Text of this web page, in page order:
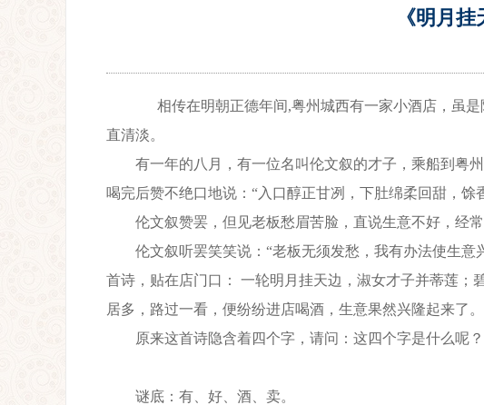
《明月挂
相传在明朝正德年间,粤州城西有一家小酒店，虽是
直清淡。
有一年的八月，有一位名叫伦文叙的才子，乘船到粤州
喝完后赞不绝口地说：“入口醇正甘冽，下肚绵柔回甜，馀
伦文叙赞罢，但见老板愁眉苦脸，直说生意不好，经常
伦文叙听罢笑笑说：“老板无须发愁，我有办法使生意
首诗，贴在店门口： 一轮明月挂天边，淑女才子并蒂莲；
居多，路过一看，便纷纷进店喝酒，生意果然兴隆起来了。
原来这首诗隐含着四个字，请问：这四个字是什么呢？
谜底：有、好、酒、卖。